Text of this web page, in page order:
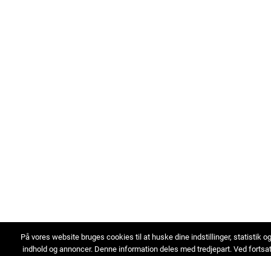
På vores website bruges cookies til at huske dine indstillinger, statistik
indhold og annoncer. Denne information deles med tredjepart. Ved